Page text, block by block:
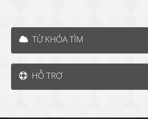
TỪ KHÓA TÌM
HỖ TRỢ